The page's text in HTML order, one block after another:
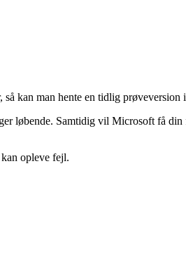
kan man hente en tidlig prøveversion
løbende. Samtidig vil Microsoft få
opleve fejl.